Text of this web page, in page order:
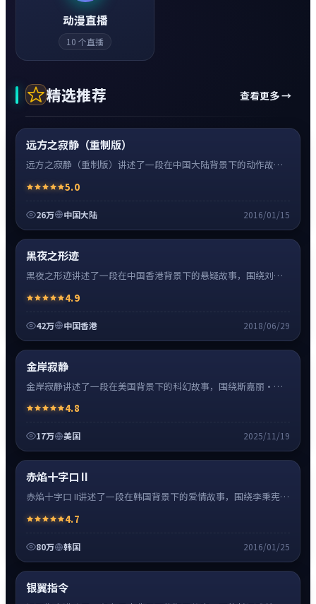
动漫直播
10 个直播
精选推荐 查看更多 →
超清4K
动作
远方之寂静（重制版）
远方之寂静（重制版）讲述了一段在中国大陆背景下的动作故
引，节奏紧凑、情绪克制。
5.0
26万 中国大陆 2016/01/15
超清4K
黑夜之形迹
黑夜之形迹讲述了一段在中国香港背景下的悬疑故事，围绕刘德
凑、情绪克制。
4.9
42万 中国香港 2018/06/29
高清
金岸寂静
金岸寂静讲述了一段在美国背景下的科幻故事，围绕斯嘉丽·约
紧凑、情绪克制。
4.8
17万 美国 2025/11/19
超清4K
赤焰十字口 II
赤焰十字口 II讲述了一段在韩国背景下的爱情故事，围绕李秉宪饰
情绪克制。4.7
80万 韩国 2016/01/25
超清4K
银翼指令